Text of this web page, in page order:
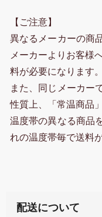
【ご注意】
異なるメーカーの商
メーカーよりお客様
料が必要になります。
また、同じメーカー
性質上、「常温商品
温度帯の異なる商品
れの温度帯毎で送料
配送について